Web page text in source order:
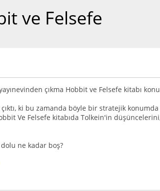
ve Felsefe
çıkma Hobbit ve Felsefe kitabı
ki bu zamanda böyle bir stratejik
Ve Felsefe kitabıda Tolkein'in
ne kadar boş?